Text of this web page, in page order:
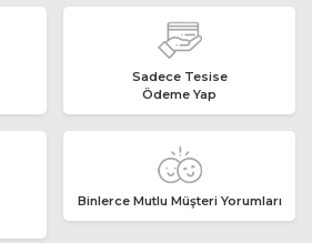
Sadece Tesise
Ödeme Yap
Binlerce Mutlu Müşteri Yorumları